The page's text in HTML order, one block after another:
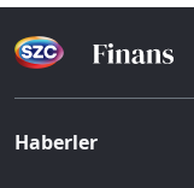
Haberler